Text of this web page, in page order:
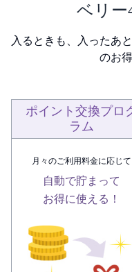
ベリー
入るときも、入ったあ
のお
ポイント交換プロ
ラム
月々のご利用料金に応じて
自動で貯まって
お得に使える！